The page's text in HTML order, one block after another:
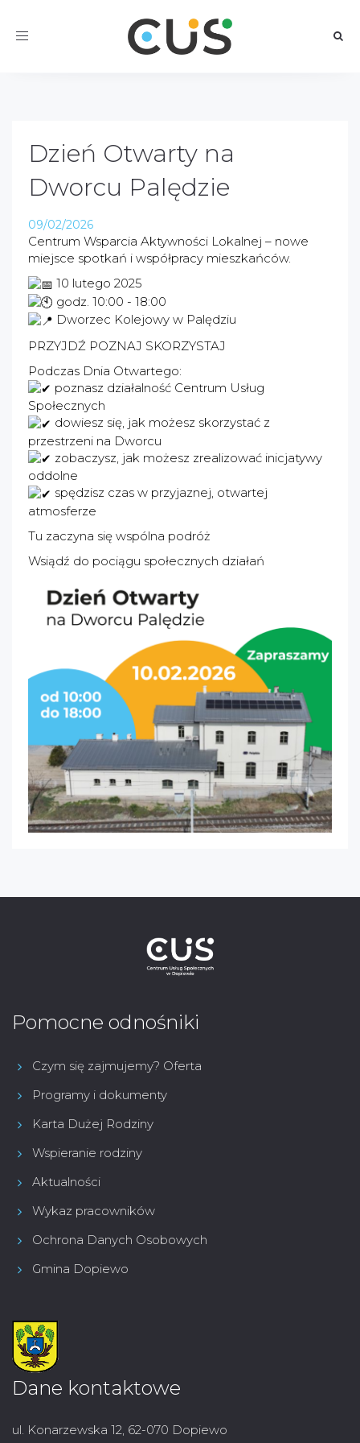
Toggle
Dzień Otwarty na
Dworcu Palędzie
09/02/2026
Centrum Wsparcia Aktywności Lokalnej – nowe
miejsce spotkań i współpracy mieszkańców.
10 lutego 2025
godz. 10:00 - 18:00
Dworzec Kolejowy w Palędziu
PRZYJDŹ POZNAJ SKORZYSTAJ
Podczas Dnia Otwartego:
poznasz działalność Centrum Usług
Społecznych
dowiesz się, jak możesz skorzystać z
przestrzeni na Dworcu
zobaczysz, jak możesz zrealizować inicjatywy
oddolne
spędzisz czas w przyjaznej, otwartej
atmosferze
Tu zaczyna się wspólna podróż
Wsiądź do pociągu społecznych działań
Pomocne odnośniki
Czym się zajmujemy? Oferta
Programy i dokumenty
Karta Dużej Rodziny
Wspieranie rodziny
Aktualności
Wykaz pracowników
Ochrona Danych Osobowych
Gmina Dopiewo
Dane kontaktowe
ul. Konarzewska 12, 62-070 Dopiewo